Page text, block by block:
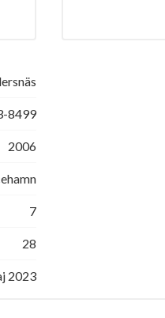
8499
2006
7
28
2023